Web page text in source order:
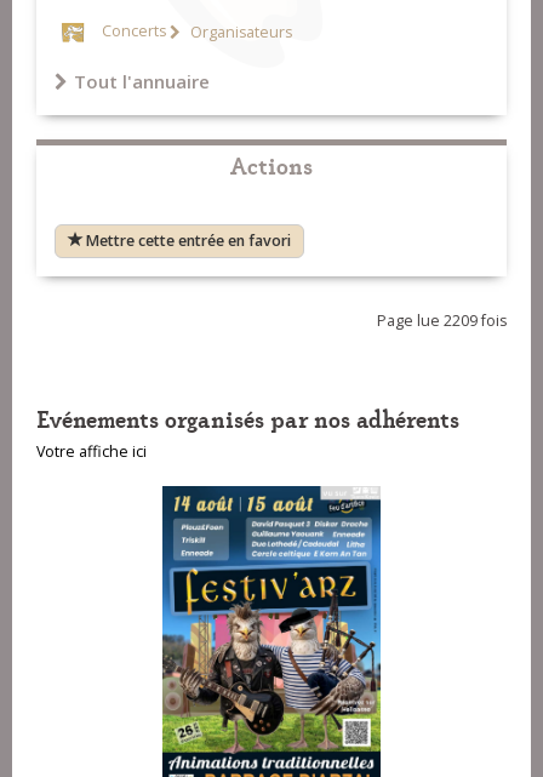
Concerts Organisateurs
Tout l'annuaire
Actions
Mettre cette entrée en favori
Page lue 2209 fois
Evénements organisés par nos adhérents
Votre affiche ici